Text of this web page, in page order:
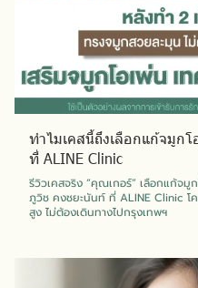
ทำไมเคสนี้ถึงเลือกแก้จมูก
ที่ ALINE Clinic
รีวิวเคสจริง “คุณเกอร์” เลือกแก้จมู
ภูวิช คงชยะนันท์ ที่ ALINE Clinic โ
สูง ไม่ต้องเดินทางไปกรุงเทพฯ